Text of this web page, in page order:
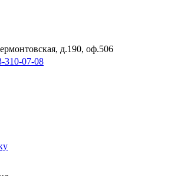
д.190, оф.506
310-07-08